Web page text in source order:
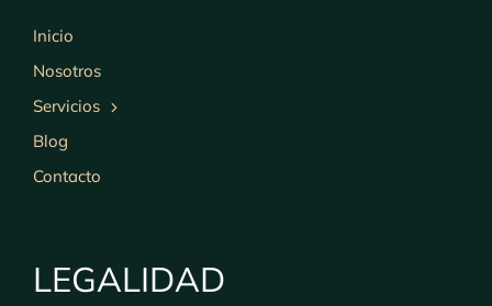
Inicio
Nosotros
Servicios
Blog
Contacto
LEGALIDAD